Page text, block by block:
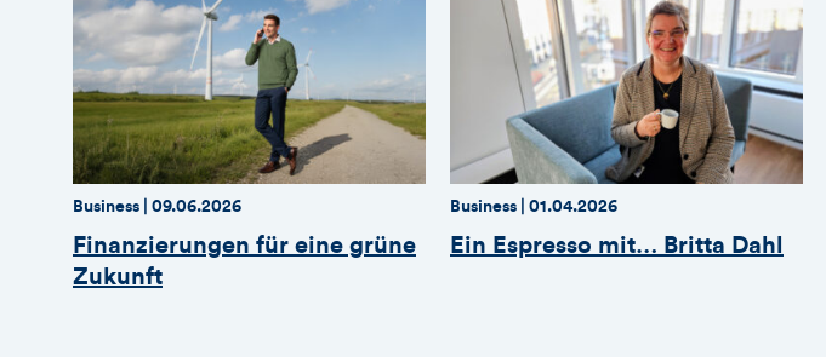
Thema:
Thema:
Business | Datum:
09.06.2026
Finanzierungen für eine grüne
Zukunft
Thema:
Thema:
Business | Datum:
01.04.2026
Ein Espresso mit… Britta Dahl